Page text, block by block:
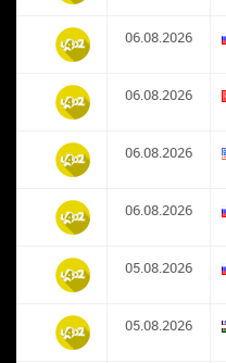
06.08.2026
06.08.2026
06.08.2026
06.08.2026
05.08.2026
05.08.2026